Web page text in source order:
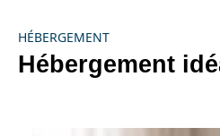
HÉBERGEMENT
Hébergement